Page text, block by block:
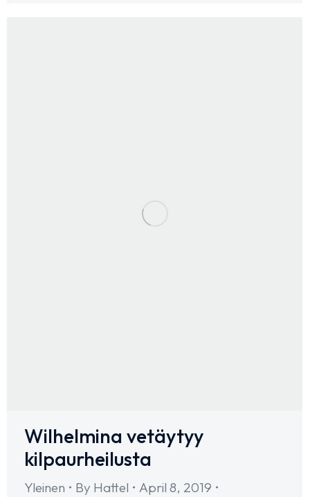
Wilhelmina vetäytyy
kilpaurheilusta
Yleinen By Hattel
April 8, 2019